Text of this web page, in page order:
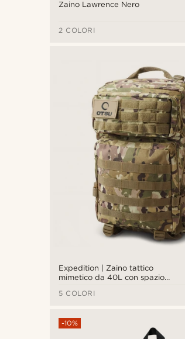
Zaino Lawrence Nero
2 COLORI
Expedition | Zaino tattico
mimetico da 40L con spazio
5 COLORI
-10%